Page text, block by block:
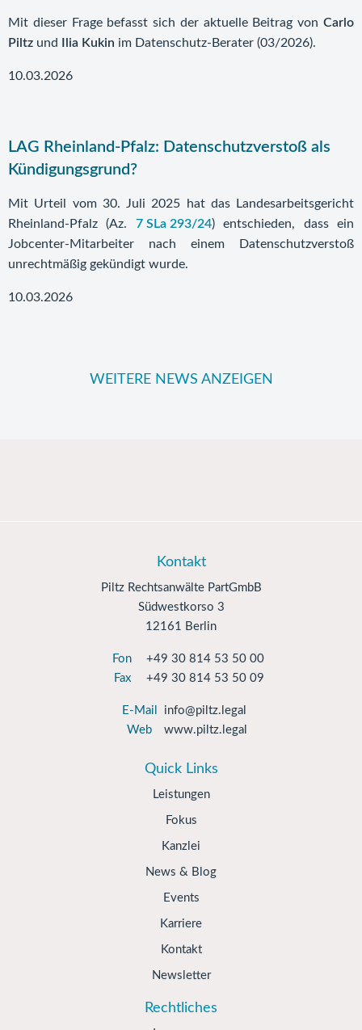
Mit dieser Frage befasst sich der aktuelle Beitrag von Carlo
Piltz und Ilia Kukin im Datenschutz-Berater (03/2026).
10.03.2026
LAG Rheinland-Pfalz: Datenschutzverstoß als
Kündigungsgrund?
Mit Urteil vom 30. Juli 2025 hat das Landesarbeitsgericht
Rheinland-Pfalz (Az. 7 SLa 293/24) entschieden, dass ein
Jobcenter-Mitarbeiter nach einem Datenschutzverstoß
unrechtmäßig gekündigt wurde.
10.03.2026
WEITERE NEWS ANZEIGEN
Kontakt
Piltz Rechtsanwälte PartGmbB
Südwestkorso 3
12161 Berlin
Fon
+49 30 814 53 50 00
Fax
+49 30 814 53 50 09
E-Mail
info@piltz.legal
Web
www.piltz.legal
Quick Links
Leistungen
Fokus
Kanzlei
News & Blog
Events
Karriere
Kontakt
Newsletter
Rechtliches